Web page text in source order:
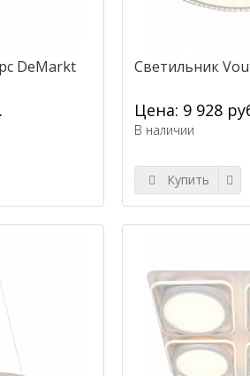
DeMarkt
Светильник
Цена: 9 928
В наличии
Купить